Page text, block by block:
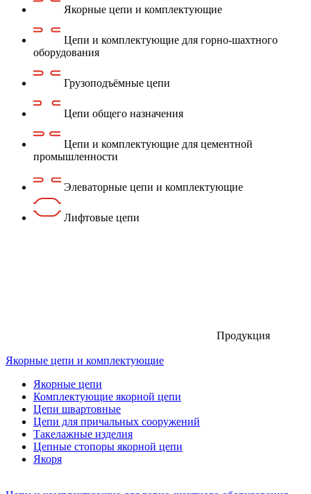
Якорные цепи и комплектующие
Цепи и комплектующие для горно-шахтного
оборудования
Грузоподъёмные цепи
Цепи общего назначения
Цепи и комплектующие для цементной
промышленности
Элеваторные цепи и комплектующие
Лифтовые цепи
Продукция
Якорные цепи и комплектующие
Якорные цепи
Комплектующие якорной цепи
Цепи швартовные
Цепи для причальных сооружений
Такелажные изделия
Цепные стопоры якорной цепи
Якоря